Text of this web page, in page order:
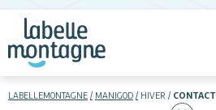
LABELLEMONTAGNE MANIGOD HIVER CONTACT